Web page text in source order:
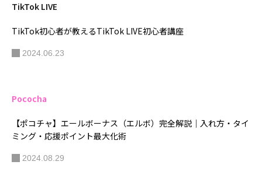
TikTok LIVE
TikTok初心者が教えるTikTok LIVE初心者講座
2024.06.23
Pococha
【ポコチャ】エールボーナス（エルボ）完全解説｜入れ方・タイ
ミング・応援ポイント最大化術
2024.08.29